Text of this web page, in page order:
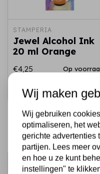
STAMPERIA
Jewel Alcohol Ink
20 ml Orange
€4,25 Op
Snel toevoegen
Schrijf je in voor de
Wij maken
Wij gebruiken
optimaliseren, het
gerichte advertenties
partijen. Lees meer
en hoe u ze kunt
instellingen" te